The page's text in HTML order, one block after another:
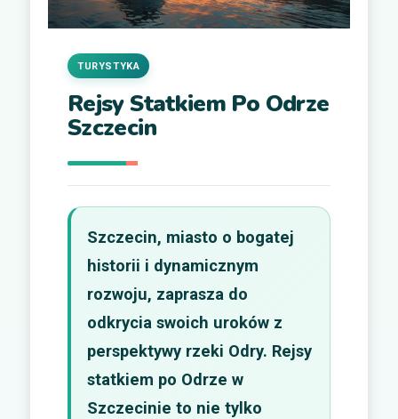
Rejsy Statkiem Po Odrze
Szczecin
TURYSTYKA
Szczecin, miasto o bogatej
historii i dynamicznym
rozwoju, zaprasza do
odkrycia swoich uroków z
perspektywy rzeki Odry. Rejsy
statkiem po Odrze w
Szczecinie to nie tylko